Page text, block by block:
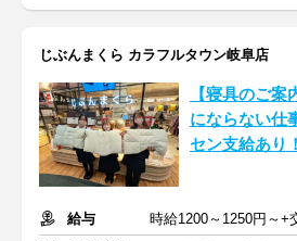
じぶんまくら カラフルタウン岐阜店
【寝具のご
にならない仕
セン支給あり
給与
時給1200～1250円～+